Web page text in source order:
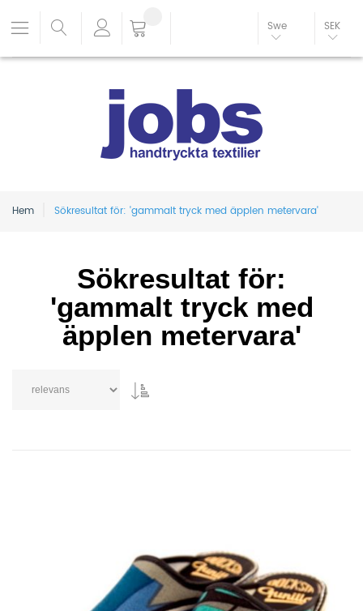
Swe SEK
Hem Sökresultat för: 'gammalt tryck med äpplen metervara'
Sökresultat för:
'gammalt tryck med
äpplen metervara'